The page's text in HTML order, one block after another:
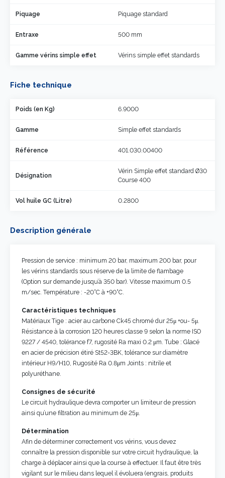
Piquage Piquage standard
Entraxe 500 mm
Gamme vérins simple effet Vérins simple effet standards
Fiche technique
Poids (en Kg) 6.9000
Gamme Simple effet standards
Référence 401.030.00400
Désignation
Vérin Simple effet standard Ø30
Course 400
Vol huile GC (Litre) 0.2800
Description générale
Pression de service : minimum 20 bar, maximum 200 bar, pour
les vérins standards sous réserve de la limite de flambage
(Option sur demande jusqu’à 350 bar). Vitesse maximum 0.5
m/sec. Température : -20°C à +90°C.
Caractéristiques techniques
Matériaux Tige : acier au carbone Ck45 chromé dur 25μ +ou- 5μ.
Résistance à la corrosion 120 heures classe 9 selon la norme ISO
9227 / 4540, tolérance f7, rugosité Ra maxi 0.2 μm. Tube : Glacé
en acier de précision étiré St52-3BK, tolérance sur diamètre
intérieur H9/H10, Rugosité Ra 0.8μm Joints : nitrile et
polyuréthane.
Consignes de sécurité
Le circuit hydraulique devra comporter un limiteur de pression
ainsi qu’une filtration au minimum de 25μ.
Détermination
Afin de déterminer correctement vos vérins, vous devez
connaître la pression disponible sur votre circuit hydraulique, la
charge à déplacer ainsi que la course à effectuer. Il faut être très
vigilant sur le milieu dans lequel il évoluera (engrais, produits